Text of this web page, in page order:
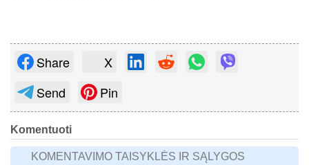
Share
X
Send
Pin
Komentuoti
KOMENTAVIMO TAISYKLĖS IR SĄLYGOS